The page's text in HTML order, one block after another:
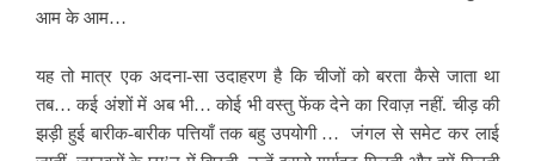
आम के आम…
यह तो मात्र एक अदना-सा उदाहरण है कि चीजों को बरता कैसे जाता था
तब… कई अंशों में अब भी… कोई भी वस्तु फेंक देने का रिवाज़ नहीं. चीड़ की
झड़ी हुई बारीक-बारीक पत्तियाँ तक बहु उपयोगी … जंगल से समेट कर लाई